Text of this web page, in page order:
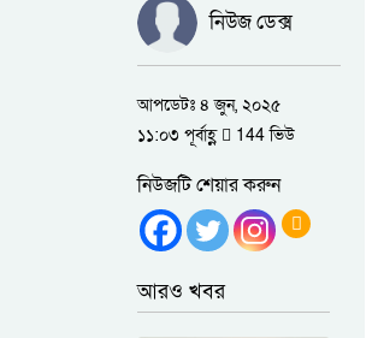
নিউজ ডেক্স
আপডেটঃ ৪ জুন, ২০২৫
১১:০৩ পূর্বাহ্ণ
144 ভিউ
নিউজটি শেয়ার করুন
আরও খবর